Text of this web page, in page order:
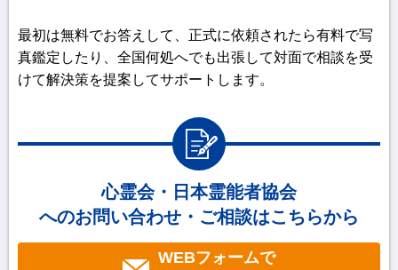
最初は無料でお答えして、正式に依頼されたら有料で写
真鑑定したり、全国何処へでも出張して対面で相談を受
けて解決策を提案してサポートします。
心霊会・日本霊能者協会
へのお問い合わせ・ご相談はこちらから
WEBフォームで